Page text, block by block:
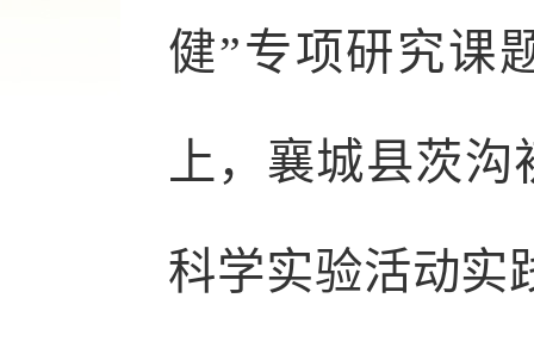
健”专项研究课
上，襄城县茨沟
科学实验活动实